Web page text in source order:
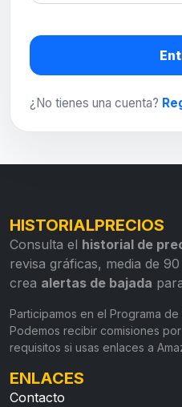
¿No tienes una cuenta?
HISTORIALPRECIOS
Consulta el historial de
revisa gráficas, media de
crea alertas de bajada
Participamos en el Programa
Podemos recibir comisiones
requisitos si usas enlaces a
ENLACES
Contacto